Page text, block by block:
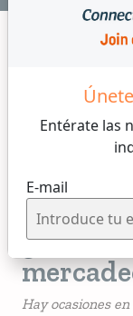
Entérate las
E-mail
Info Mercado
4 min de lectura
PorArmando
Martes, 04 de
¿Cuáles
Hay ocasiones